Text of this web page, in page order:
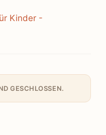
Kinder -
GESCHLOSSEN.